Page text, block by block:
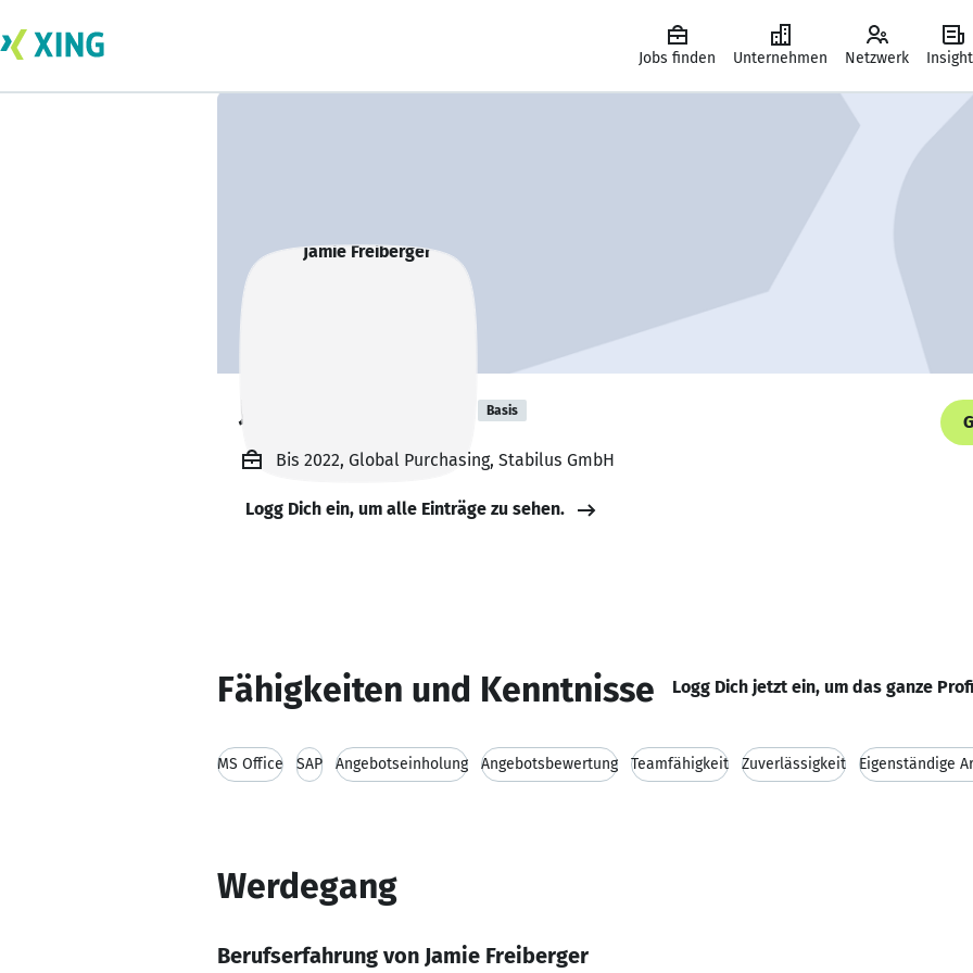
Jobs finden Unternehmen Netzwerk
Jamie Freiberger Basis
Bis 2022, Global Purchasing, Stabilus GmbH
Logg Dich ein, um alle Einträge zu sehen.
Fähigkeiten und Kenntnisse Logg Dich jetzt ein, um das ganze
MS Office SAP Angebotseinholung Angebotsbewertung Teamfähigkeit Zuverlässigkeit Eigenständige
Werdegang
Berufserfahrung von Jamie Freiberger